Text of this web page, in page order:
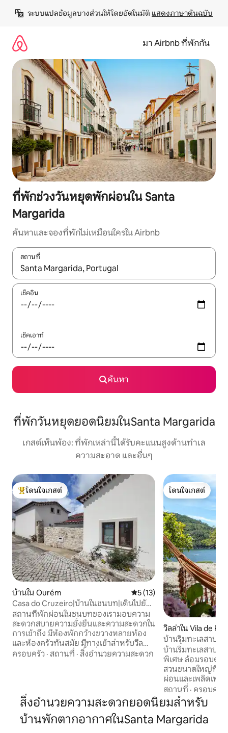
เนื้อหา
ระบบแปลข้อมูลบางส่วนให้โดยอัตโนมัติ แสดงภาษาต้นฉบับ
มา Airbnb ที่พักกัน
ที่พักช่วงวันหยุดพักผ่อนใน Santa
Margarida
ค้นหาและจองที่พักไม่เหมือนใครใน Airbnb
สถานที่
ใช้ลูกศรขึ้นลง หรือใช้การสัมผัสหรือปัด เพื่อสำรวจผลการค้นหา
เช็คอิน
เช็คเอาท์
ค้นหา
ที่พักวันหยุดยอดนิยมในSanta Margarida
เกสต์เห็นพ้อง: ที่พักเหล่านี้ได้รับคะแนนสูงด้านทำเล
ความสะอาด และอื่นๆ
โดนใจเกสต์ที่สุด
โดนใจเกสต์
บ้านใน Ourém คะแนนเฉลี่ย 5 จาก 5, 13 รีวิว
5 (13)
Casa do Cruzeiro|บ้านในชนบท|เดินไปยัง
ปราสาท
สถานที่พักผ่อนในชนบทของเรามอบความ
สะดวกสบายความยั่งยืนและความสะดวกใน
การเข้าถึง มีห้องพักกว้างขวางหลายห้อง
และห้องครัวทันสมัย มีทางเข้าสำหรับวีล
แชร์เต็มรูปแบบในทุกพื้นที่ยกเว้นห้องนอน 1
จอดรถฟรีพร้อมสถานีชาร์จรถยนต์ไฟฟ้า
ขับเคลื่อนด้วยพลังงานแสงอาทิตย์และสิ่ง
อำนวยความสะดวกในห้องน้ำที่เป็นมิตรกับ
สิ่งแวดล้อม การเชื่อมต่อ Wi-Fi ความเร็วสูง
ครอบครัว · สถานที่ · สิ่งอำนวยความสะดวก
โดนใจเกสต์
โดนใจเกสต์
วิลล่าใน Vila de Rei
บ้านริมทะเลสาบ ส
อ่างน้ำร้อน
บ้านริมทะเลสาบ
พิเศษ ล้อมรอบด้ว
สวนขนาดใหญ่ที่ส
ผ่อนและเพลิดเพ
กันและชายหาดแ
ไปเพียงไม่กี่ก้าว บ้านหลังใหญ่มีพื้นที่รับ
ประทานอาหารใน
เตาบาร์บีคิว และ
ห้องและห้องนั่งเ
สถานที่ · ครอบครัว
สิ่งอำนวยความสะดวกยอดนิยมสำหรับ
บ้านพักตากอากาศในSanta Margarida